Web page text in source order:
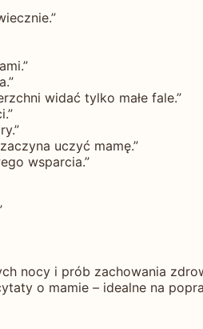
widać tylko małe fale.”
uczyć mamę.”
wsparcia.”
nocy i prób zachowania
o mamie – idealne na